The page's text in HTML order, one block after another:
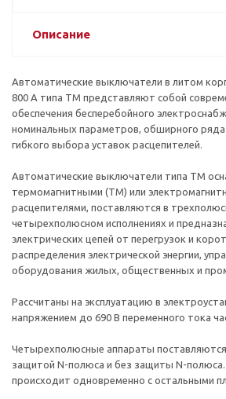
Описание
Автоматические выключатели в литом
800 А типа ТМ представляют собой
обеспечения бесперебойного
номинальных параметров, обширного
гибкого выбора уставок расцепителей.
Автоматические выключатели типа ТМ
термомагнитными (TM) или
расцепителями, поставляются в
четырехполюсном исполнениях и
электрических цепей от перегрузок и
распределения электрической энергии,
оборудования жилых, общественных и
Рассчитаны на эксплуатацию в
напряжением до 690 В переменного тока
Четырехполюсные аппараты поставляются
защитой N-полюса и без защиты N-
происходит одновременно с остальными